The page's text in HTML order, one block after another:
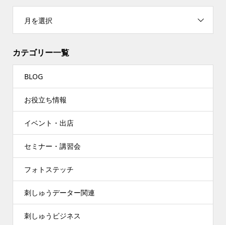
月を選択
カテゴリー一覧
BLOG
お役立ち情報
イベント・出店
セミナー・講習会
フォトステッチ
刺しゅうデーター関連
刺しゅうビジネス